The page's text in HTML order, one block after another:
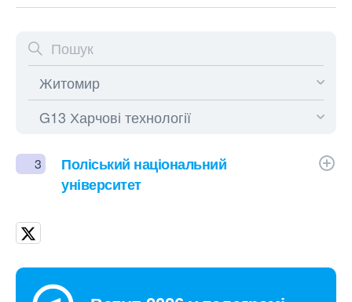
3
Поліський національний
університет